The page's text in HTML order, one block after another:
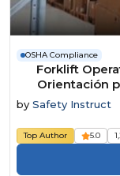
OSHA Compliance
Forklift
Orientación
by Safety Instruct
Top Author 5.0